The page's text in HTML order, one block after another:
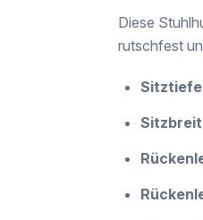
Diese
rutschfest